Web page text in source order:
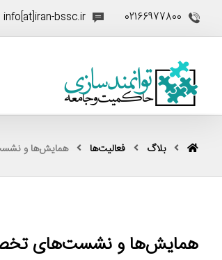
02166977800
info[at]iran-bssc.ir
بلاگ فعالیت‌ها همایش‌ها و
همایش‌ها و نشست‌های